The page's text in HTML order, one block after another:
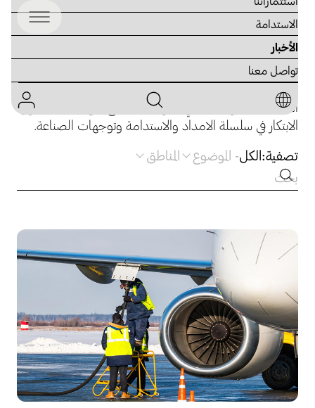
الاستدامة
الأخبار
تواصل معنا
المدونات والرؤى
استكشف مدونة أجيليتي جلوبال للاطلاع على مقالات حول
الابتكار في سلسلة الامداد والاستدامة وتوجهات الصناعة.
تصفية:الكل- الموضوع المناطق